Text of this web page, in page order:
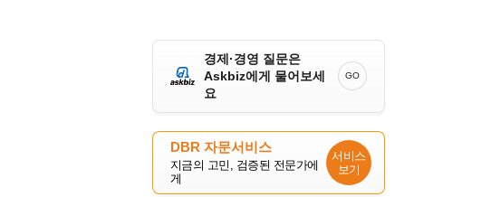
경제·경영 질문은
Askbiz에게 물어보세
요
GO
DBR 자문서비스
지금의 고민, 검증된 전문가에
게
서비스
보기